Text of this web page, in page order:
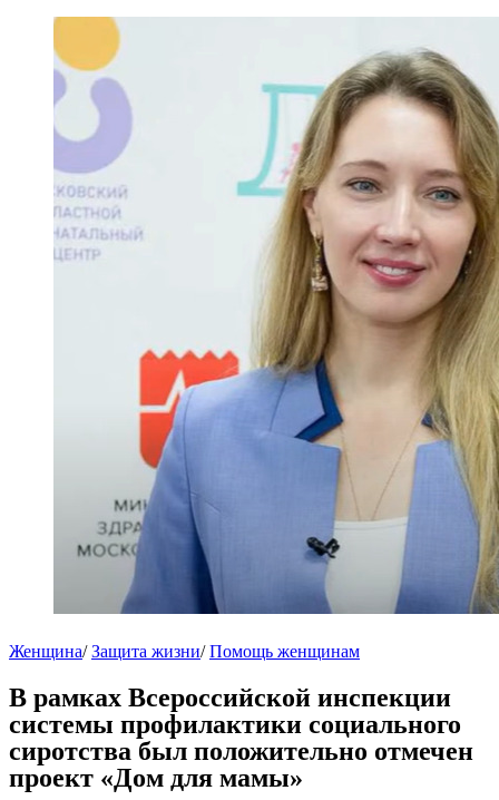
Женщина/Защита жизни/Помощь женщинам
В рамках Всероссийской инспекции
системы профилактики социального
сиротства был положительно отмечен
проект «Дом для мамы»